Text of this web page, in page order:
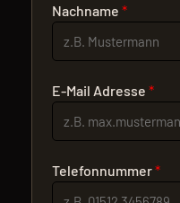
Nachname *
E-Mail Adresse *
Telefonnummer*